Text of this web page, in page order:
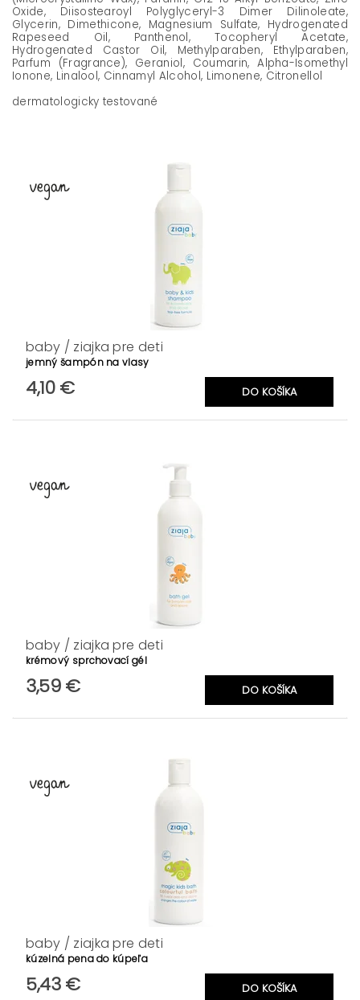
Oxide, Diisostearoyl Polyglyceryl-3 Dimer Dilinoleate,
Glycerin, Dimethicone, Magnesium Sulfate, Hydrogenated
Rapeseed Oil, Panthenol, Tocopheryl Acetate,
Hydrogenated Castor Oil, Methylparaben, Ethylparaben,
Parfum (Fragrance), Geraniol, Coumarin, Alpha-Isomethyl
Ionone, Linalool, Cinnamyl Alcohol, Limonene, Citronellol
dermatologicky testované
baby / ziajka pre deti
jemný šampón na vlasy
4,10 €
baby / ziajka pre deti
krémový sprchovací gél
3,59 €
baby / ziajka pre deti
kúzelná pena do kúpeľa
5,43 €